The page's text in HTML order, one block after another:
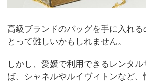
高級ブランドのバッグを手に入れる
とって難しいかもしれません。
しかし、愛媛で利用できるレンタル
ば、シャネルやルイヴィトンなど